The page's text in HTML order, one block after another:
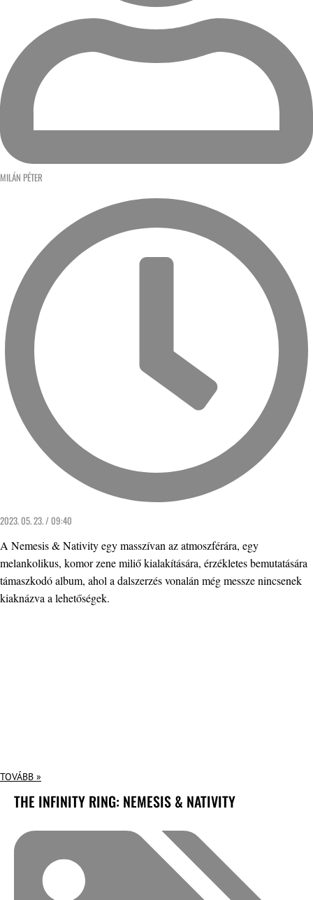
MILÁN PÉTER
2023. 05. 23. / 09:40
A Nemesis & Nativity egy masszívan az atmoszférára, egy
melankolikus, komor zene miliő kialakítására, érzékletes bemutatására
támaszkodó album, ahol a dalszerzés vonalán még messze nincsenek
kiaknázva a lehetőségek.
TOVÁBB »
THE INFINITY RING: NEMESIS & NATIVITY